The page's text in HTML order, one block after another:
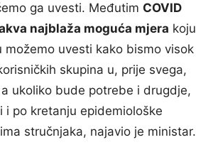
ga uvesti. Međutim COVID
najblaža moguća mjera koju
možemo uvesti kako bismo visok
skupina u, prije svega,
ukoliko bude potrebe i drugdje,
i po kretanju epidemiološke
stručnjaka, najavio je ministar.